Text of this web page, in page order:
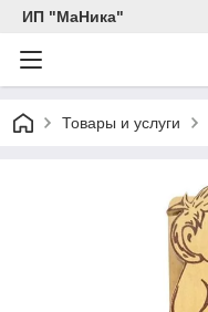
ИП "МаНика"
Товары и услуги